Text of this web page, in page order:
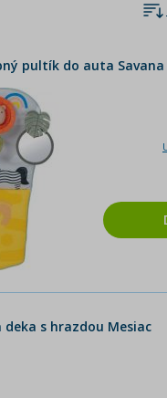
pultík do auta Savana
s hrazdou Mesiac